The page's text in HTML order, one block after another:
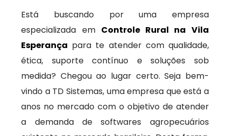
Está buscando por uma empresa
especializada em Controle Rural na Vila
Esperança para te atender com qualidade,
ética, suporte contínuo e soluções sob
medida? Chegou ao lugar certo. Seja bem-
vindo a TD Sistemas, uma empresa que está a
anos no mercado com o objetivo de atender
a demanda de softwares agropecuários